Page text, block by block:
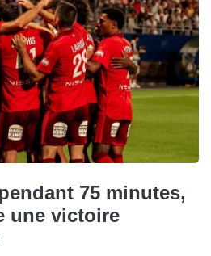
75 minutes,
une victoire